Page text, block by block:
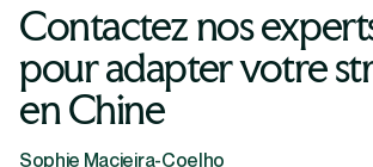
Contactez nos
pour adapter votre
en Chine
Sophie Macieira-Coelho